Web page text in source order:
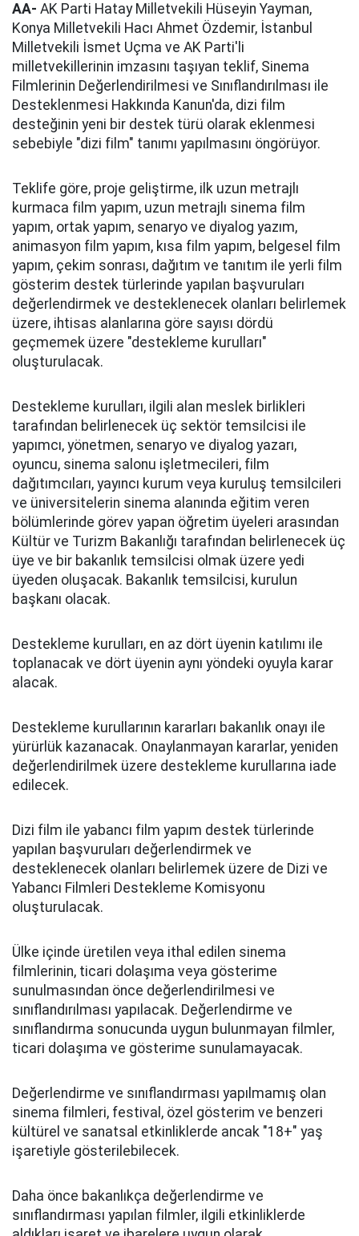
AA- AK Parti Hatay Milletvekili Hüseyin Yayman,
Konya Milletvekili Hacı Ahmet Özdemir, İstanbul
Milletvekili İsmet Uçma ve AK Parti'li
milletvekillerinin imzasını taşıyan teklif, Sinema
Filmlerinin Değerlendirilmesi ve Sınıflandırılması ile
Desteklenmesi Hakkında Kanun'da, dizi film
desteğinin yeni bir destek türü olarak eklenmesi
sebebiyle "dizi film" tanımı yapılmasını öngörüyor.
Teklife göre, proje geliştirme, ilk uzun metrajlı
kurmaca film yapım, uzun metrajlı sinema film
yapım, ortak yapım, senaryo ve diyalog yazım,
animasyon film yapım, kısa film yapım, belgesel film
yapım, çekim sonrası, dağıtım ve tanıtım ile yerli film
gösterim destek türlerinde yapılan başvuruları
değerlendirmek ve desteklenecek olanları belirlemek
üzere, ihtisas alanlarına göre sayısı dördü
geçmemek üzere "destekleme kurulları"
oluşturulacak.
Destekleme kurulları, ilgili alan meslek birlikleri
tarafından belirlenecek üç sektör temsilcisi ile
yapımcı, yönetmen, senaryo ve diyalog yazarı,
oyuncu, sinema salonu işletmecileri, film
dağıtımcıları, yayıncı kurum veya kuruluş temsilcileri
ve üniversitelerin sinema alanında eğitim veren
bölümlerinde görev yapan öğretim üyeleri arasından
Kültür ve Turizm Bakanlığı tarafından belirlenecek üç
üye ve bir bakanlık temsilcisi olmak üzere yedi
üyeden oluşacak. Bakanlık temsilcisi, kurulun
başkanı olacak.
Destekleme kurulları, en az dört üyenin katılımı ile
toplanacak ve dört üyenin aynı yöndeki oyuyla karar
alacak.
Destekleme kurullarının kararları bakanlık onayı ile
yürürlük kazanacak. Onaylanmayan kararlar, yeniden
değerlendirilmek üzere destekleme kurullarına iade
edilecek.
Dizi film ile yabancı film yapım destek türlerinde
yapılan başvuruları değerlendirmek ve
desteklenecek olanları belirlemek üzere de Dizi ve
Yabancı Filmleri Destekleme Komisyonu
oluşturulacak.
Ülke içinde üretilen veya ithal edilen sinema
filmlerinin, ticari dolaşıma veya gösterime
sunulmasından önce değerlendirilmesi ve
sınıflandırılması yapılacak. Değerlendirme ve
sınıflandırma sonucunda uygun bulunmayan filmler,
ticari dolaşıma ve gösterime sunulamayacak.
Değerlendirme ve sınıflandırması yapılmamış olan
sinema filmleri, festival, özel gösterim ve benzeri
kültürel ve sanatsal etkinliklerde ancak "18+" yaş
işaretiyle gösterilebilecek.
Daha önce bakanlıkça değerlendirme ve
sınıflandırması yapılan filmler, ilgili etkinliklerde